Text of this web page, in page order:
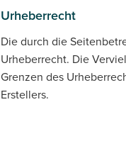
Urheberrecht
Die durch die
Urheberrecht. Die
Grenzen des
Erstellers.